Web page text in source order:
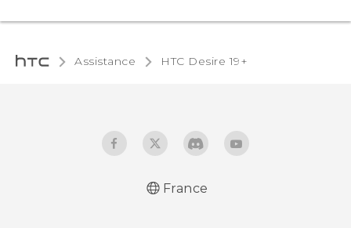
Assistance ‎HTC Desire 19+‎‎
France